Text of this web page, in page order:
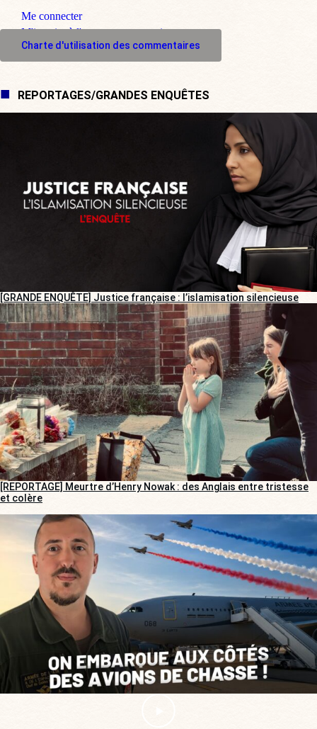
Me connecter
M'inscrire à l'espace commentaire
Charte d'utilisation des commentaires
REPORTAGES/GRANDES ENQUÊTES
[GRANDE ENQUÊTE] Justice française : l’islamisation silencieuse
[REPORTAGE] Meurtre d’Henry Nowak : des Anglais entre tristesse
et colère